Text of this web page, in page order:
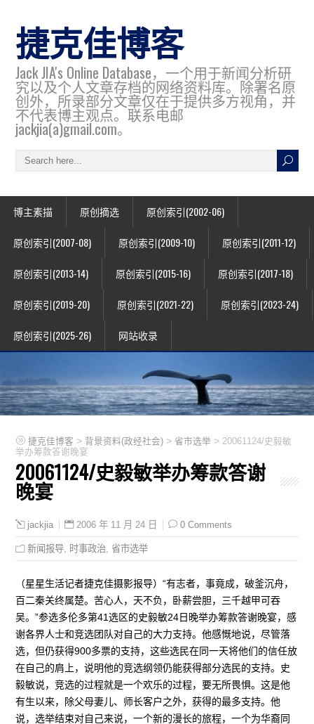
捷克佳博客
Jack JIA's Online Database，一个用于新闻分析研
究以及个人文章存档的网络资料库。除署名原
创外，所录部分文章仅在于提供多方视角，并
不代表博主观点。联系电邮
jackjia(a)gmail.com。
博主素描 原创摘选 原创索引(2002-06)
原创索引(2007-08) 原创索引(2009-10) 原创索引(2011-12)
原创索引(2013-14) 原创索引(2015-16) 原创索引(2017-18)
原创索引(2019-20) 原创索引(2021-22) 原创索引(2023-24)
原创索引(2025-26) 网站收录
捷克佳博客 > 背景资料(政经社会) >省市选举 > 20061124/史毅敏
举办筹款答谢晚宴
20061124/史毅敏举办筹款答谢
晚宴
jackjia 2006 年 11 月 24 日 0 Comments
新闻报导 时事政治 ,省市选举
（星星生活记者捷克佳摄影报导）“有志者，事竟成，破釜沉舟，
百二秦关终属楚。苦心人，天不负，卧薪尝胆，三千越甲可吞
吴。”参选多伦多第41选区的史毅敏24日晚举办筹款答谢晚宴，感
谢各界人士和竞选团队对自己的大力支持。他感慨地说，尽管落
选，但仍获得900多票的支持，这些选民在同一天将他们的信任放
在自己的肩上，说明他的竞选纲领仍能获得部分选民的支持。史
毅敏说，竞选的过程就是一个欢乐的过程，要无所畏惧。这是他
有生以来，除父母妻儿、师长客户之外，获得的最多支持。他
说，选举结束对自己来说，一个新的漫长的旅程，一个为华裔同